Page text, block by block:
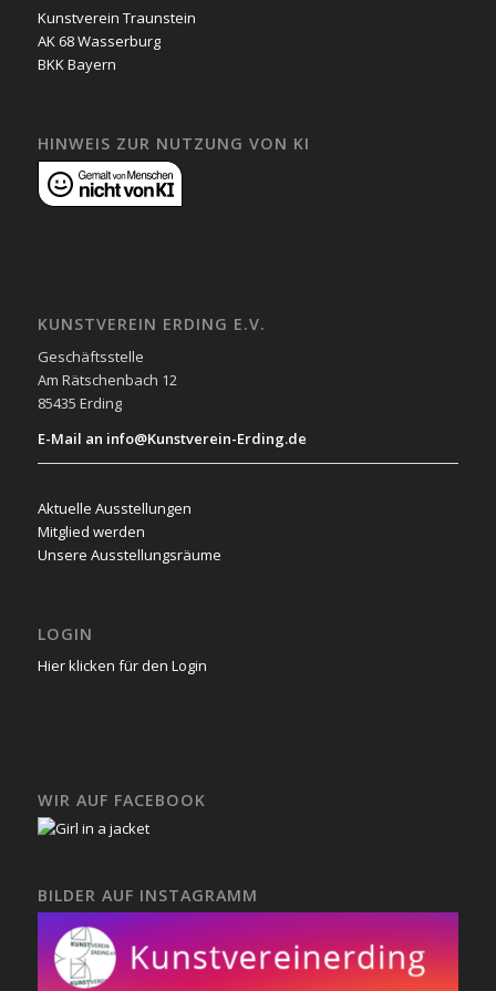
Kunstverein Traunstein
AK 68 Wasserburg
BKK Bayern
HINWEIS ZUR NUTZUNG VON KI
KUNSTVEREIN ERDING E.V.
Geschäftsstelle
Am Rätschenbach 12
85435 Erding
E-Mail an info@Kunstverein-Erding.de
Aktuelle Ausstellungen
Mitglied werden
Unsere Ausstellungsräume
LOGIN
Hier klicken für den Login
WIR AUF FACEBOOK
BILDER AUF INSTAGRAMM